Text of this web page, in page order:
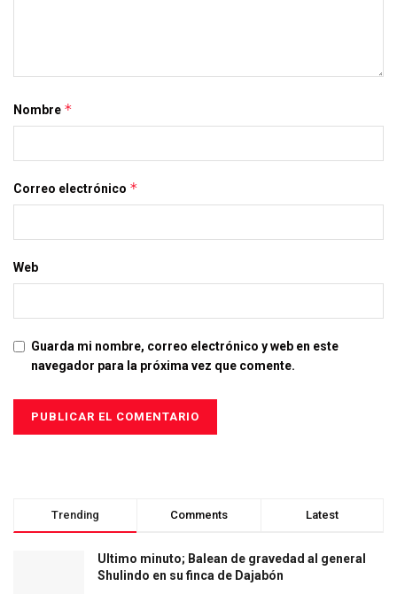
Nombre *
Correo electrónico *
Web
Guarda mi nombre, correo electrónico y web en este
navegador para la próxima vez que comente.
Trending Comments Latest
Ultimo minuto; Balean de gravedad al general
Shulindo en su finca de Dajabón